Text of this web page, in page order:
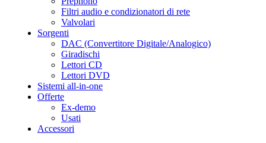
Filtri audio e condizionatori di rete
Valvolari
Sorgenti
DAC (Convertitore Digitale/Analogico)
Giradischi
Lettori CD
Lettori DVD
Sistemi all-in-one
Offerte
Ex-demo
Usati
Accessori